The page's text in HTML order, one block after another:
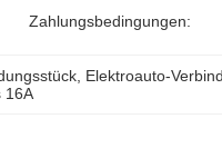
Zahlungsbedingungen:
Elektroauto-
16A